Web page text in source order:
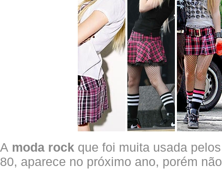
A moda rock que foi muita usada
80, aparece no próximo ano, porém